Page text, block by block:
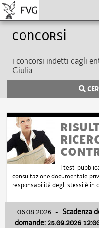
Concorsi
i concorsi indetti dagli
Giulia
I testi
consultazione documentale
responsabilità degli stessi è in
06.08.2026 - Scadenza
domande: 25.09.2026